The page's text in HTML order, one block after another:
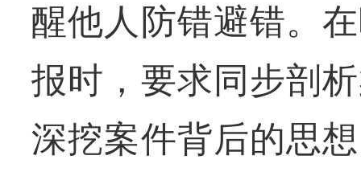
醒他人防错避错。
报时，要求同步剖
深挖案件背后的思